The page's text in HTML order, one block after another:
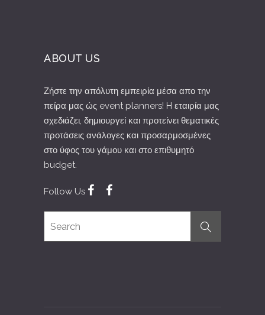
ABOUT US
Ζήστε την απόλυτη εμπειρία μέσα απο την
πείρα μας ώς event planners! H εταιρία μας
σχεδιάζει, δημιουργεί και προτείνει θεματικές
προτάσεις ανάλογες και προσαρμοσμένες
στο ύφος του γάμου και στο επιθυμητό
budget.
Follow Us